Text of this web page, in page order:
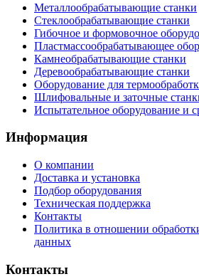
Металлообрабатывающие станки
Стеклообрабатывающие станки
Гибочное и формовочное
Пластмассообрабатывающее
Камнеобрабатывающие станки
Деревообрабатывающие станки
Оборудование для
Шлифовальные и заточные
Испытательное оборудование и
Информация
О компании
Доставка и установка
Подбор оборудования
Техническая поддержка
Контакты
Политика в отношении
данных
Контакты